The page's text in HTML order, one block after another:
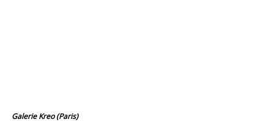
Galerie Kreo (Paris)